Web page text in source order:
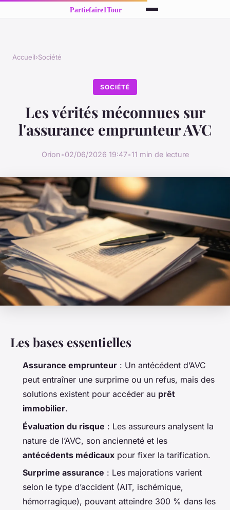
Accueil›Société
SOCIÉTÉ
Les vérités méconnues sur
l'assurance emprunteur AVC
Orion•02/06/2026 19:47•11 min de lecture
Les bases essentielles
Assurance emprunteur : Un antécédent d’AVC
peut entraîner une surprime ou un refus, mais des
solutions existent pour accéder au prêt
immobilier.
Évaluation du risque : Les assureurs analysent la
nature de l’AVC, son ancienneté et les
antécédents médicaux pour fixer la tarification.
Surprime assurance : Les majorations varient
selon le type d’accident (AIT, ischémique,
hémorragique), pouvant atteindre 300 % dans les